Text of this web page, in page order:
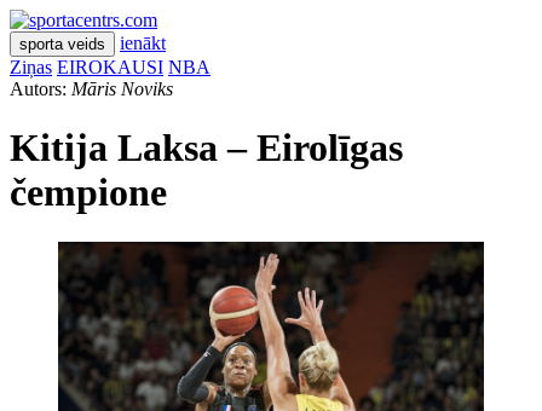
sporta veids
ienākt
Ziņas EIROKAUSI NBA
Autors: Māris Noviks
Kitija Laksa – Eirolīgas
čempione